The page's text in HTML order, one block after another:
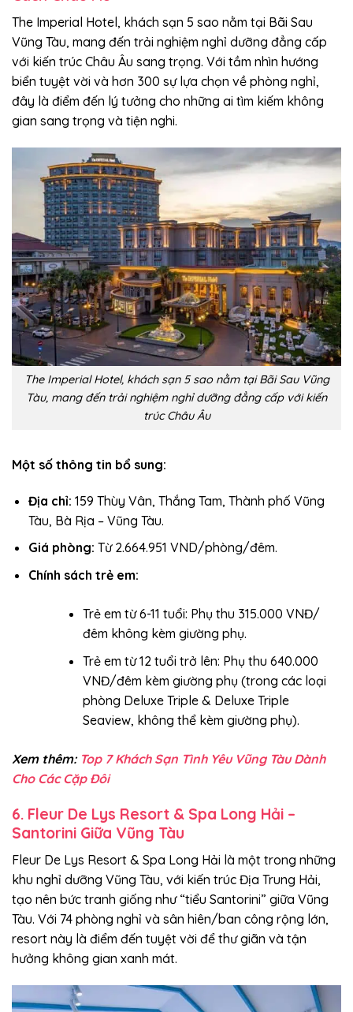
The Imperial Hotel, khách sạn 5 sao nằm tại Bãi Sau
Vũng Tàu, mang đến trải nghiệm nghỉ dưỡng đẳng cấp
với kiến trúc Châu Âu sang trọng. Với tầm nhìn hướng
biển tuyệt vời và hơn 300 sự lựa chọn về phòng nghỉ,
đây là điểm đến lý tưởng cho những ai tìm kiếm không
gian sang trọng và tiện nghi.
The Imperial Hotel, khách sạn 5 sao nằm tại Bãi Sau Vũng
Tàu, mang đến trải nghiệm nghỉ dưỡng đẳng cấp với kiến
trúc Châu Âu
Một số thông tin bổ sung:
Địa chỉ: 159 Thùy Vân, Thắng Tam, Thành phố Vũng
Tàu, Bà Rịa – Vũng Tàu.
Giá phòng: Từ 2.664.951 VND/phòng/đêm.
Chính sách trẻ em:
Trẻ em từ 6-11 tuổi: Phụ thu 315.000 VNĐ/
đêm không kèm giường phụ.
Trẻ em từ 12 tuổi trở lên: Phụ thu 640.000
VNĐ/đêm kèm giường phụ (trong các loại
phòng Deluxe Triple & Deluxe Triple
Seaview, không thể kèm giường phụ).
Xem thêm: Top 7 Khách Sạn Tình Yêu Vũng Tàu Dành
Cho Các Cặp Đôi
6. Fleur De Lys Resort & Spa Long Hải –
Santorini Giữa Vũng Tàu
Fleur De Lys Resort & Spa Long Hải là một trong những
khu nghỉ dưỡng Vũng Tàu, với kiến trúc Địa Trung Hải,
tạo nên bức tranh giống như “tiểu Santorini” giữa Vũng
Tàu. Với 74 phòng nghỉ và sân hiên/ban công rộng lớn,
resort này là điểm đến tuyệt vời để thư giãn và tận
hưởng không gian xanh mát.